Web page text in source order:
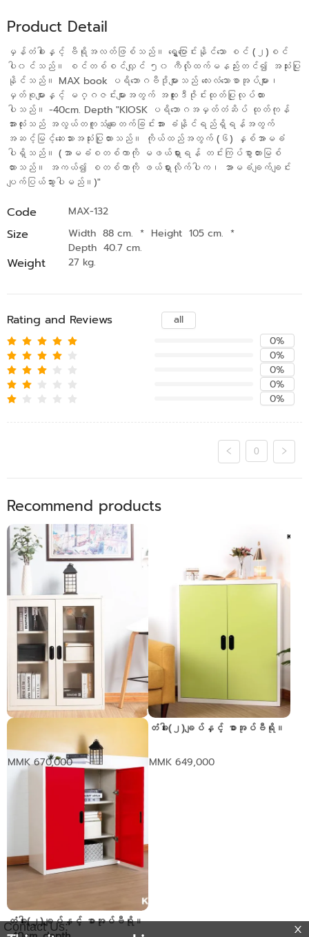
Product Detail
မှန်တံခါးနှင့် ဗီရိုအလတ်ဖြစ်သည်။ ရွှေ့ပြောင်းနိုင်သော စင် (၂)စင်
ပါ၀င်သည်။ စင်တစ်စင်လျှင် ၅၀ ကီလိုထက်မနည်းတင်၍ အသုံးပြု
နိုင်သည်။ MAX book ပရိဘောဂဗီဒိုများသည် လေးလံသောစာအုပ်များ၊
မှတ်စုများနှင့် မဂ္ဂဇင်းများအတွက် အထူးဒီဇိုင်းထုတ်ပြုလုပ်ထား
ပါသည်။ -40cm. Depth "KIOSK ပရိဘောဂအမှတ်တံဆိပ် ထုတ်ကုန်
အားလုံးသည် အလွယ်တကူသံချေးတက်ခြင်းအား ခံနိုင်ရည်ရှိရန်အတွက်
အဆင့်မြင့်ဆေးသားအသုံးပြုထားသည်။ ကိုယ်ထည်အတွက် (၆) နှစ်အာမခံ
ပါရှိသည်။ (အာမခံစတစ်ကာကို မဖယ်ရှားရန် တင်းကြပ်စွာတားမြစ်
ထားသည်။ အကယ်၍ စတစ်ကာကို ဖယ်ရှားလိုက်ပါက၊ အာမခံချက်ချင်း
ပျက်ပြယ်သွားပါမည်။)"
Code MAX-132
Size Width 88 cm. * Height 105 cm. *
Depth 40.7 cm.
Weight 27 kg.
Rating and Reviews
all
0%
0%
0%
0%
0%
0
Recommend products
MMK 670,000
တံခါး(၂)ချပ်နှင့် စာအုပ်ဗီရို။
MMK 649,000
တံခါး(၂)ချပ်နှင့် စာအုပ်ဗီရို။
Contact Us: